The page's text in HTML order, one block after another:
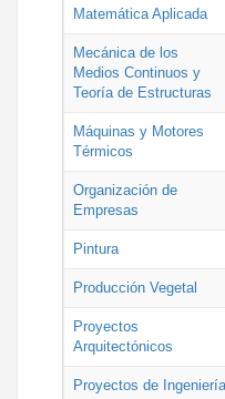
Matemática Aplicada
Mecánica de los
Medios Continuos y
Teoría de Estructuras
Máquinas y Motores
Térmicos
Organización de
Empresas
Pintura
Producción Vegetal
Proyectos
Arquitectónicos
Proyectos de Ingeniería